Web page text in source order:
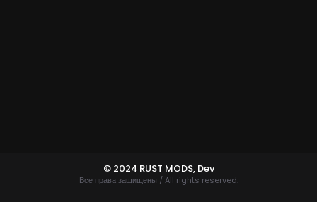
© 2024 RUST MODS, Dev
Все права защищены / All rights reserved.